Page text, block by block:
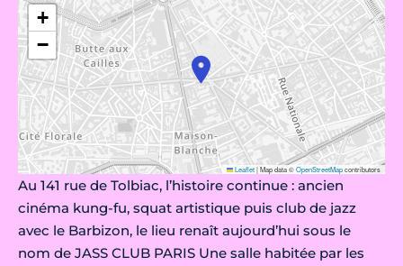
+
−
Leaflet|Map data ©OpenStreetMapcontributors
Au 141 rue de Tolbiac, l’histoire continue : ancien
cinéma kung-fu, squat artistique puis club de jazz
avec le Barbizon, le lieu renaît aujourd’hui sous le
nom de JASS CLUB PARIS Une salle habitée par les